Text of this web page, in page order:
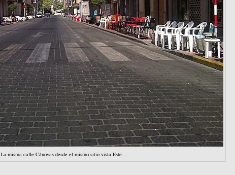
La misma calle Cánovas desde el mismo sitio vista Este